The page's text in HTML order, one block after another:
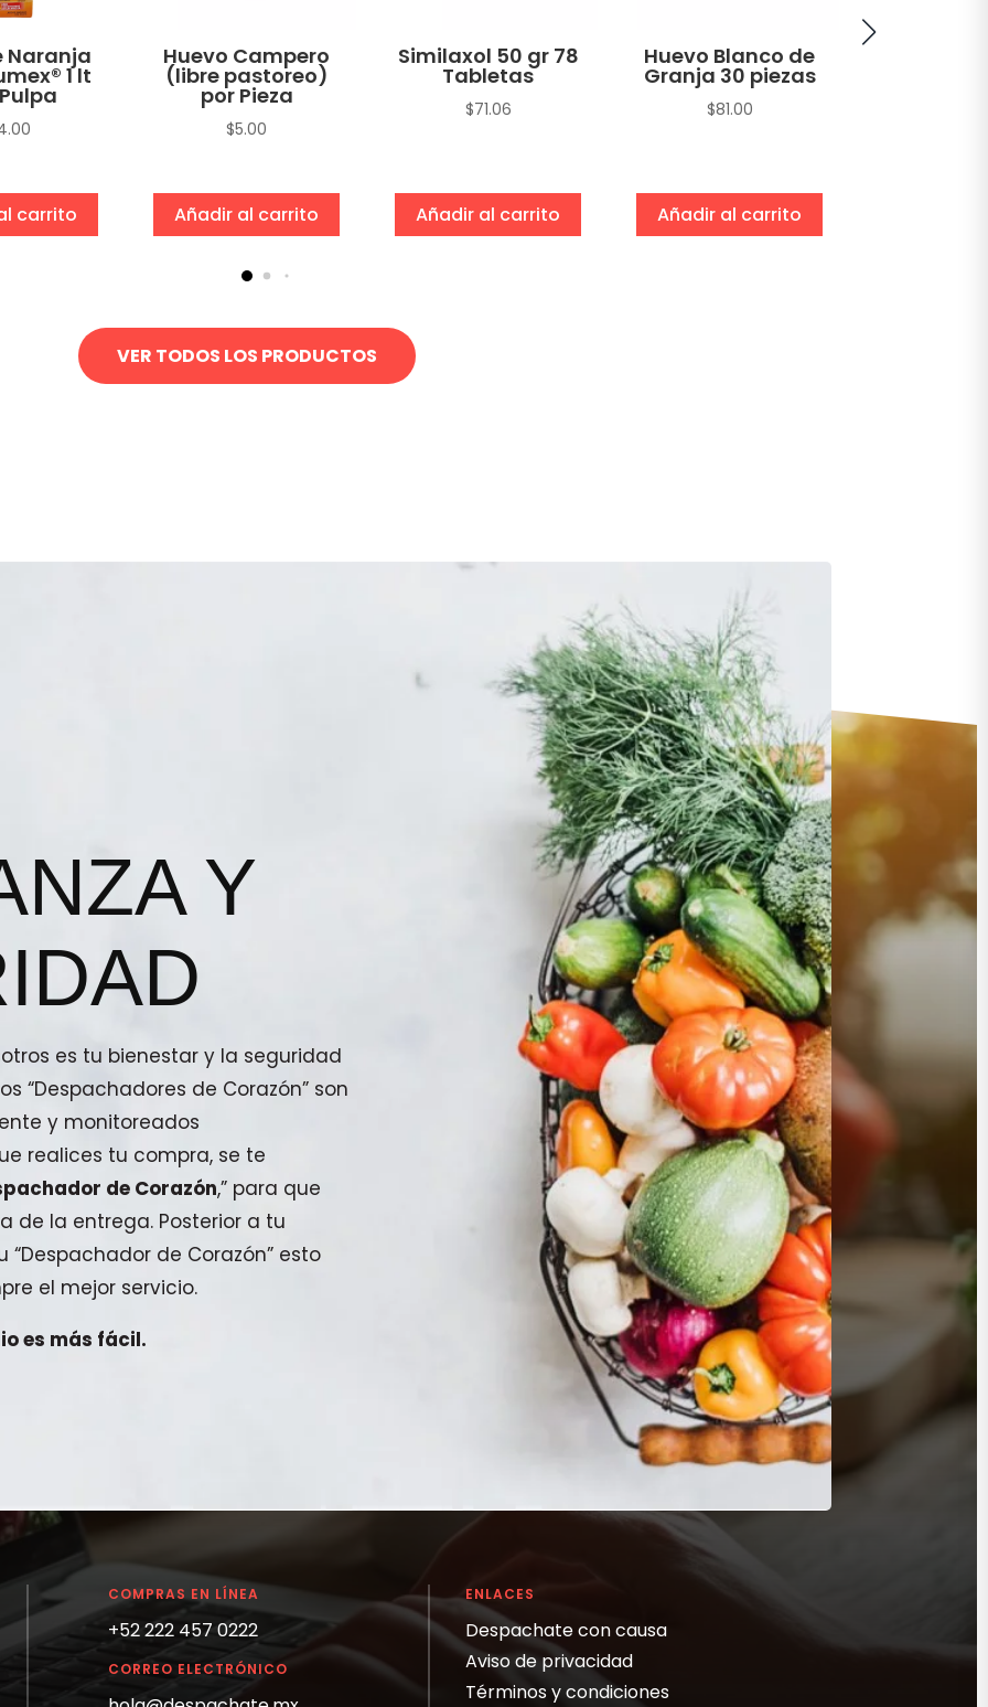
Naranja
1 lt
carrito
Huevo Campero
(libre pastoreo)
por Pieza
$5.00
Añadir al carrito
Similaxol 50 gr 78
Tabletas
$71.06
Añadir al carrito
Huevo Blanco de
Granja 30 piezas
$81.00
Añadir al carrito
VER TODOS LOS PRODUCTOS
Y
es tu bienestar y la seguridad
“Despachadores de Corazón” son
y monitoreados
realices tu compra, se te
de Corazón,” para que
de la entrega. Posterior a tu
de Corazón” esto
el mejor servicio.
es más fácil.
COMPRAS EN LÍNEA
+52 222 457 0222
CORREO ELECTRÓNICO
ENLACES
Despachate con causa
Aviso de privacidad
Términos y condiciones